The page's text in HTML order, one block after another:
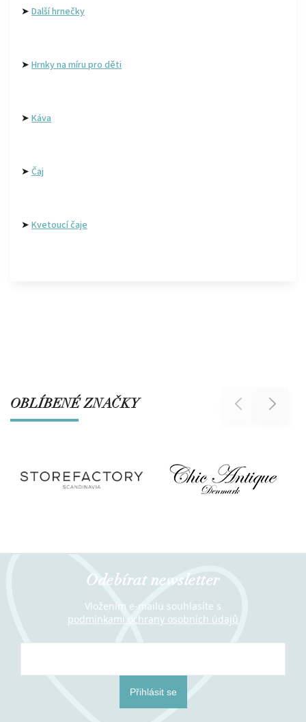
➤ Další hrnečky
➤ Hrnky na míru pro děti
➤ Káva
➤ Čaj
➤ Kvetoucí čaje
OBLÍBENÉ ZNAČKY Previous Next
Odebírat newsletter
Vložením e-mailu souhlasíte s
podmínkami ochrany osobních údajů
Přihlásit se